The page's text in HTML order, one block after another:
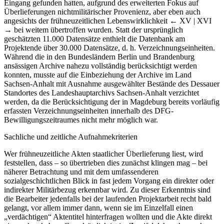
Eingang gefunden hatten, aufgrund des erweiterten Fokus auf
Überlieferungen nichtmilitärischer Provenienz, aber eben auch
angesichts der frühneuzeitlichen Lebenswirklichkeit ← XV | XVI
→ bei weitem übertroffen wurden. Statt der ursprünglich
geschätzten 11.000 Datensätze enthielt die Datenbank am
Projektende über 30.000 Datensätze, d. h. Verzeichnungseinheiten.
Während die in den Bundesländern Berlin und Brandenburg
ansässigen Archive nahezu vollständig berücksichtigt werden
konnten, musste auf die Einbeziehung der Archive im Land
Sachsen-Anhalt mit Ausnahme ausgewählter Bestände des Dessauer
Standortes des Landeshauptarchivs Sachsen-Anhalt verzichtet
werden, da die Berücksichtigung der in Magdeburg bereits vorläufig
erfassten Verzeichnungseinheiten innerhalb des DFG-
Bewilligungszeitraumes nicht mehr möglich war.
Sachliche und zeitliche Aufnahmekriterien
Wer frühneuzeitliche Akten staatlicher Überlieferung liest, wird
feststellen, dass – so übertrieben dies zunächst klingen mag – bei
näherer Betrachtung und mit dem umfassenderen
sozialgeschichtlichen Blick in fast jedem Vorgang ein direkter oder
indirekter Militärbezug erkennbar wird. Zu dieser Erkenntnis sind
die Bearbeiter jedenfalls bei der laufenden Projektarbeit recht bald
gelangt, vor allem immer dann, wenn sie im Einzelfall einen
„verdächtigen“ Aktentitel hinterfragen wollten und die Akte direkt